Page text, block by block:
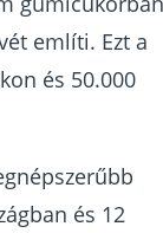
említi. Ezt a
és 50.000
és 12